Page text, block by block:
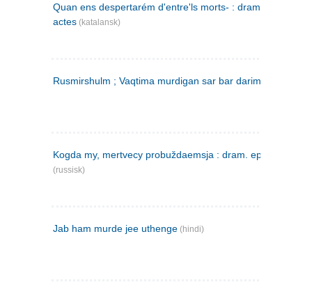
Quan ens despertarém d'entre'ls morts- : drama en tres
actes (katalansk)
Rusmirshulm ; Vaqtima murdigan sar bar darim
Kogda my, mertvecy probuždaemsja : dram. epilog v 3 d
(russisk)
Jab ham murde jee uthenge (hindi)